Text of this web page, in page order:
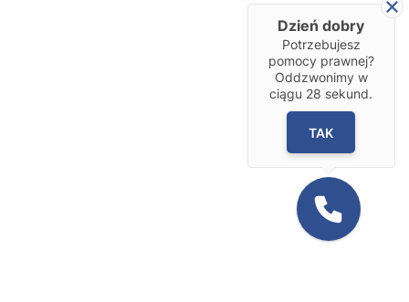
Dzień dobry
Potrzebujesz
pomocy prawnej?
Oddzwonimy w
ciągu 28 sekund.
TAK